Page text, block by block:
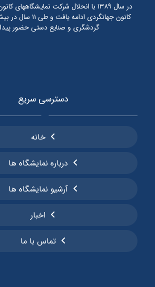
در سال ۱۳۸۹ با انحلال شرکت نمایشگاههای
گردشگری و صنایع دستی حضور
دسترسی سریع
خانه
درباره نمایشگاه ها
آرشیو نمایشگاه ها
اخبار
تماس با ما